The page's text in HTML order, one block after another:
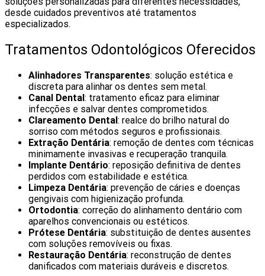
desde cuidados preventivos até tratamentos
especializados.
Tratamentos Odontológicos Oferecidos
Alinhadores Transparentes: solução estética e
discreta para alinhar os dentes sem metal.
Canal Dental : tratamento eficaz para eliminar
infecções e salvar dentes comprometidos.
Clareamento Dental : realce do brilho natural do
sorriso com métodos seguros e profissionais.
Extração Dentária: remoção de dentes com técnicas
minimamente invasivas e recuperação tranquila.
Implante Dentário: reposição definitiva de dentes
perdidos com estabilidade e estética.
Limpeza Dentária: prevenção de cáries e doenças
gengivais com higienização profunda.
Ortodontia: correção do alinhamento dentário com
aparelhos convencionais ou estéticos.
Prótese Dentária: substituição de dentes ausentes
com soluções removíveis ou fixas.
Restauração Dentária: reconstrução de dentes
danificados com materiais duráveis e discretos.